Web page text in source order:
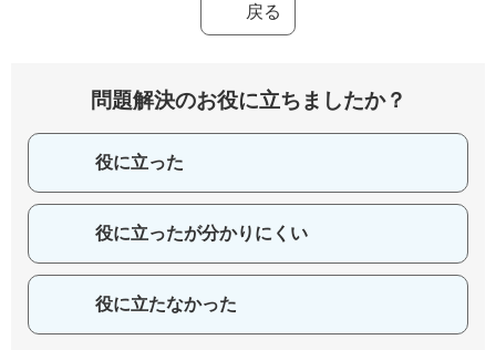
戻る
問題解決のお役に立ちましたか？
役に立った
役に立ったが分かりにくい
役に立たなかった